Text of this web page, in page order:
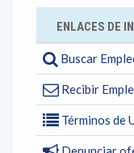
ENLACES DE
Buscar
Recibir
Términos de